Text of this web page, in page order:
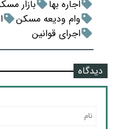
اجاره بها بازار
وام ودیعه مسکن
اجرای قوانین
دیدگاه